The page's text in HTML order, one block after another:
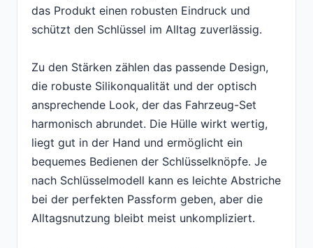
das Produkt einen robusten Eindruck und
schützt den Schlüssel im Alltag zuverlässig.
Zu den Stärken zählen das passende Design,
die robuste Silikonqualität und der optisch
ansprechende Look, der das Fahrzeug-Set
harmonisch abrundet. Die Hülle wirkt wertig,
liegt gut in der Hand und ermöglicht ein
bequemes Bedienen der Schlüsselknöpfe. Je
nach Schlüsselmodell kann es leichte Abstriche
bei der perfekten Passform geben, aber die
Alltagsnutzung bleibt meist unkompliziert.